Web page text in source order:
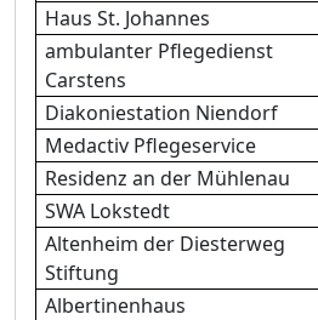
Haus St. Johannes
ambulanter Pflegedienst
Carstens
Diakoniestation Niendorf
Medactiv Pflegeservice
Residenz an der Mühlenau
SWA Lokstedt
Altenheim der Diesterweg
Stiftung
Albertinenhaus